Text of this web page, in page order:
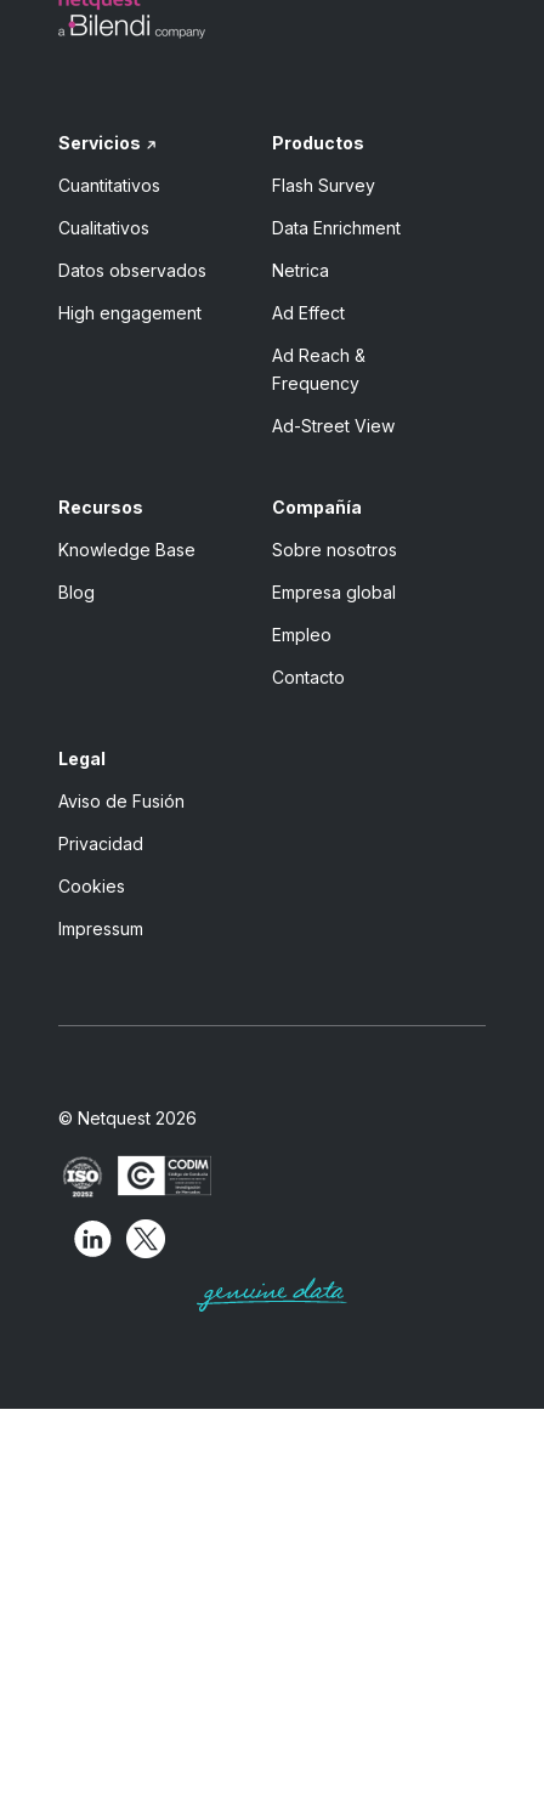
Servicios
Cuantitativos
Cualitativos
Datos observados
High engagement
Productos
Flash Survey
Data Enrichment
Netrica
Ad Effect
Ad Reach &
Frequency
Ad-Street View
Recursos
Knowledge Base
Blog
Compañía
Sobre nosotros
Empresa global
Empleo
Contacto
Legal
Aviso de Fusión
Privacidad
Cookies
Impressum
© Netquest 2026